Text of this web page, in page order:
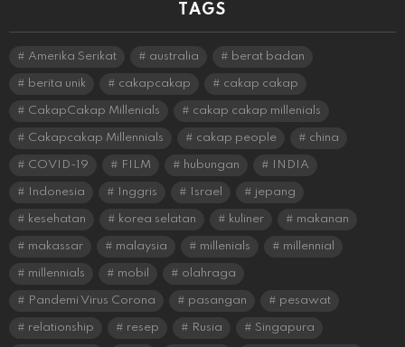
TAGS
Amerika Serikat australia berat badan
berita unik cakapcakap cakap cakap
CakapCakap Millenials cakap cakap millenials
Cakapcakap Millennials cakap people china
COVID-19 FILM hubungan INDIA
Indonesia Inggris Israel jepang
kesehatan korea selatan kuliner makanan
makassar malaysia millenials millennial
millennials mobil olahraga
Pandemi Virus Corona pasangan pesawat
relationship resep Rusia Singapura